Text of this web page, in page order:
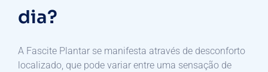
dia?
A Fascite Plantar se manifesta através de desconforto
localizado, que pode variar entre uma sensação de